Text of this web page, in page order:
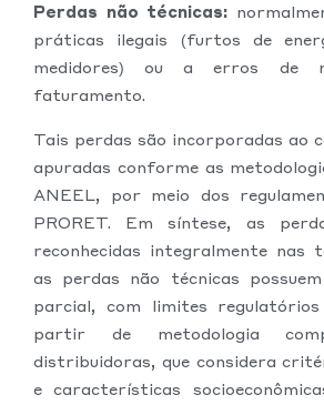
Perdas não técnicas:
práticas ilegais (furtos de
medidores) ou a erros de
faturamento.
Tais perdas são incorporadas ao
apuradas conforme as
ANEEL, por meio dos
PRORET. Em síntese, as
reconhecidas integralmente nas
as perdas não técnicas
parcial, com limites regulatórios
partir de metodologia
distribuidoras, que considera
e características